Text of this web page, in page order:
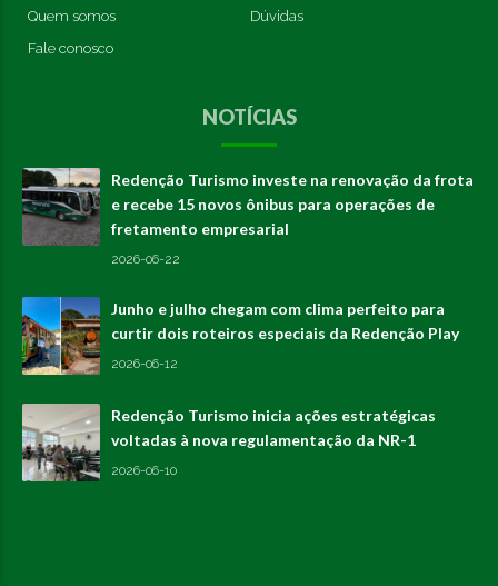
Quem somos
Dúvidas
Fale conosco
NOTÍCIAS
Redenção Turismo investe na renovação da frota
e recebe 15 novos ônibus para operações de
fretamento empresarial
2026-06-22
Junho e julho chegam com clima perfeito para
curtir dois roteiros especiais da Redenção Play
2026-06-12
Redenção Turismo inicia ações estratégicas
voltadas à nova regulamentação da NR-1
2026-06-10